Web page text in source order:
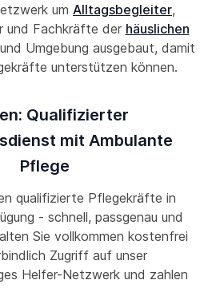
um Alltagsbegleiter,
und Fachkräfte der häuslichen
Umgebung ausgebaut, damit
unterstützen können.
Qualifizierter
mit Ambulante
Pflege
qualifizierte Pflegekräfte in
- schnell, passgenau und
Sie vollkommen kostenfrei
Zugriff auf unser
Helfer-Netzwerk und zahlen